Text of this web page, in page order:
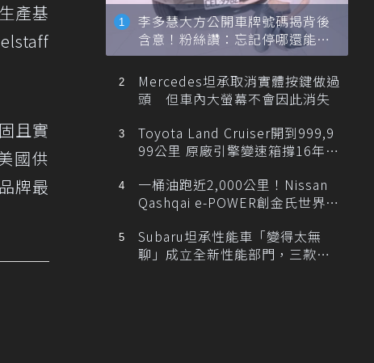
產基
且實
國供
牌最
李多慧大方公開車牌號碼揭背後
含意！粉絲讚：忘記停哪還能幫
忙找車
Mercedes坦承取消實體按鍵做過
頭 但車內大螢幕不會因此消失
Toyota Land Cruiser開到999,9
99公里 原廠引擎變速箱撐16年、
一桶油跑近2,000公里！Nissan
Qashqai e-POWER創金氏世界紀
Subaru坦承性能車「變得太無
聊」成立全新性能部門，三款手